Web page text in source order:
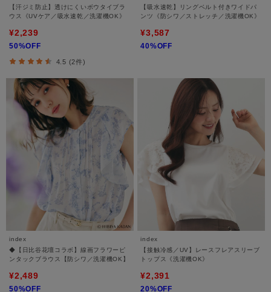
【汗ジミ防止】透けにくいボウタイブラ
ウス《UVケア／吸水速乾／洗濯機OK》
¥2,239
50%OFF
4.5 (2件)
【吸水速乾】リングベルト付きワイドパ
ンツ《防シワ／ストレッチ／洗濯機OK》
¥3,587
40%OFF
index
◆【日比谷花壇コラボ】線画フラワーピ
ンタックブラウス【防シワ／洗濯機OK】
¥2,489
50%OFF
index
【接触冷感／UV】レースフレアスリーブ
トップス《洗濯機OK》
¥2,391
20%OFF